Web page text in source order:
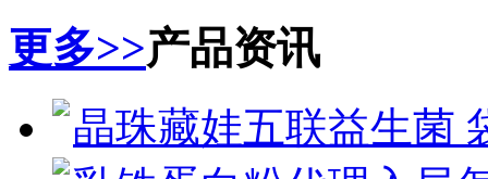
更多>>产品资讯
晶珠藏娃五联益生菌